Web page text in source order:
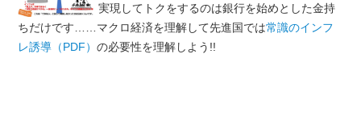
実現してトクをするのは銀行を始めとした金持
ちだけです……マクロ経済を理解して先進国では常識のインフ
レ誘導（PDF） の必要性を理解しよう!!